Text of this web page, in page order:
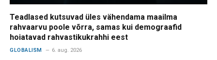
Teadlased kutsuvad üles vähendama maailma
rahvaarvu poole võrra, samas kui demograafid
hoiatavad rahvastikukrahhi eest
GLOBALISM 6. aug. 2026